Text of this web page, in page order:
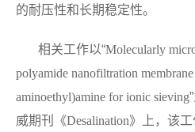
的耐压性和长期稳定性。
相关工作以“Molecularly
polyamide nanofiltration
aminoethyl)amine for ionic sieving
威期刊《Desalination》上，该